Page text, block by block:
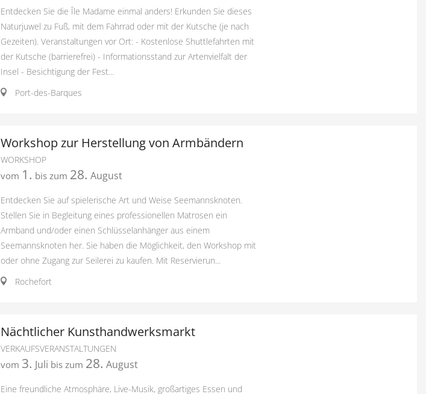
Entdecken Sie die Île Madame einmal anders! Erkunden Sie dieses
Naturjuwel zu Fuß, mit dem Fahrrad oder mit der Kutsche (je nach
Gezeiten). Veranstaltungen vor Ort: - Kostenlose Shuttlefahrten mit
der Kutsche (barrierefrei) - Informationsstand zur Artenvielfalt der
Insel - Besichtigung der Fest...
Port-des-Barques
Workshop zur Herstellung von Armbändern
WORKSHOP
vom 1. bis zum 28. August
Entdecken Sie auf spielerische Art und Weise Seemannsknoten.
Stellen Sie in Begleitung eines professionellen Matrosen ein
Armband und/oder einen Schlüsselanhänger aus einem
Seemannsknoten her. Sie haben die Möglichkeit, den Workshop mit
oder ohne Zugang zur Seilerei zu kaufen. Mit Reservierun...
Rochefort
Nächtlicher Kunsthandwerksmarkt
VERKAUFSVERANSTALTUNGEN
vom 3. Juli bis zum 28. August
Eine freundliche Atmosphäre, Live-Musik, großartiges Essen und